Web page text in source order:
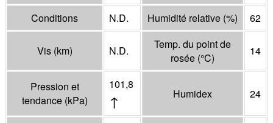
Conditions N.D. Humidité relative (%) 62
Vis (km) N.D.
Temp. du point de
rosée (°C)
14
Pression et
tendance (kPa)
101,8
↑ Humidex 24